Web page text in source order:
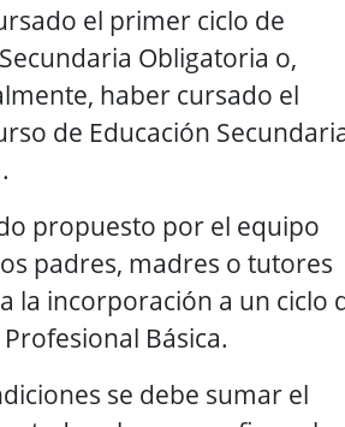
el primer ciclo de
Obligatoria o,
haber cursado el
de Educación
propuesto por el equipo
padres, madres o tutores
la incorporación a un ciclo
Básica.
se debe sumar el